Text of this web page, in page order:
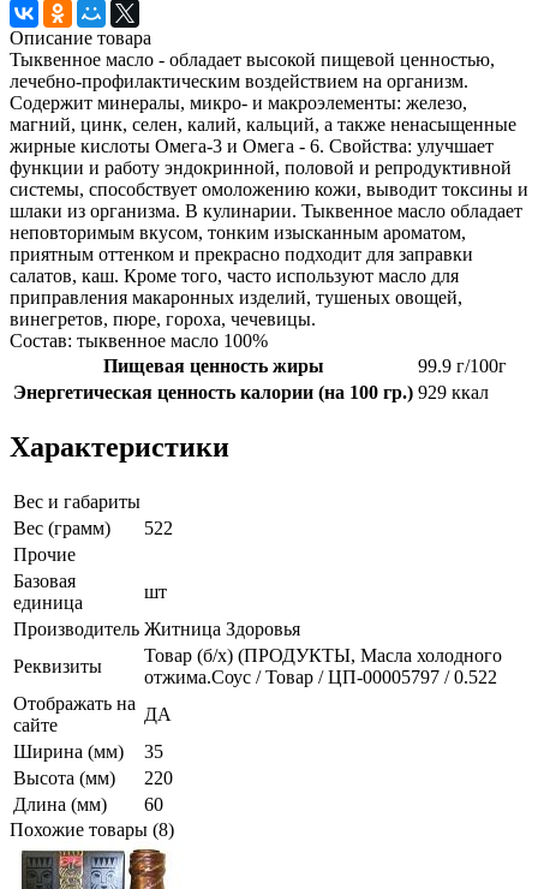
Описание товара
Тыквенное масло - обладает высокой пищевой ценностью,
лечебно-профилактическим воздействием на организм.
Содержит минералы, микро- и макроэлементы: железо,
магний, цинк, селен, калий, кальций, а также ненасыщенные
жирные кислоты Омега-3 и Омега - 6. Свойства: улучшает
функции и работу эндокринной, половой и репродуктивной
системы, способствует омоложению кожи, выводит токсины и
шлаки из организма. В кулинарии. Тыквенное масло обладает
неповторимым вкусом, тонким изысканным ароматом,
приятным оттенком и прекрасно подходит для заправки
салатов, каш. Кроме того, часто используют масло для
приправления макаронных изделий, тушеных овощей,
винегретов, пюре, гороха, чечевицы.
Состав: тыквенное масло 100%
Пищевая ценность жиры
99.9 г/100г
Энергетическая ценность калории (на 100 гр.) 929 ккал
Характеристики
Вес и габариты
Вес (грамм)
522
Прочие
Базовая
единица
шт
Производитель Житница Здоровья
Реквизиты
Товар (б/х) (ПРОДУКТЫ, Масла холодного
отжима.Соус / Товар / ЦП-00005797 / 0.522
Отображать на
сайте
ДА
Ширина (мм)
35
Высота (мм)
220
Длина (мм)
60
Похожие товары (8)